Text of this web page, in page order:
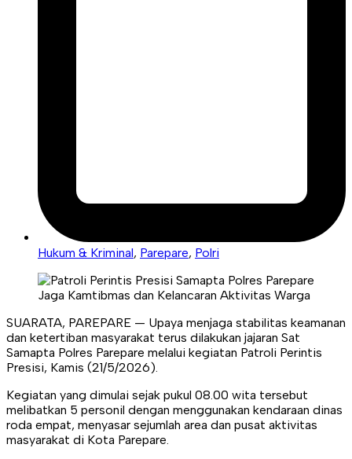
Hukum & Kriminal, Parepare, Polri
SUARATA, PAREPARE — Upaya menjaga stabilitas keamanan
dan ketertiban masyarakat terus dilakukan jajaran Sat
Samapta Polres Parepare melalui kegiatan Patroli Perintis
Presisi, Kamis (21/5/2026).
Kegiatan yang dimulai sejak pukul 08.00 wita tersebut
melibatkan 5 personil dengan menggunakan kendaraan dinas
roda empat, menyasar sejumlah area dan pusat aktivitas
masyarakat di Kota Parepare.